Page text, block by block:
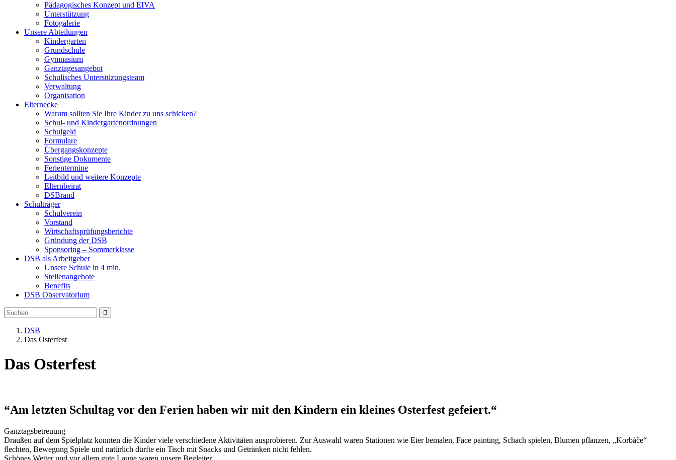
Pädagogisches Konzept und EIVA
Unterstützung
Fotogalerie
Unsere Abteilungen
Kindergarten
Grundschule
Gymnasium
Ganztagesangebot
Schulisches Unterstüzungsteam
Verwaltung
Organisation
Elternecke
Warum sollten Sie Ihre Kinder zu uns schicken?
Schul- und Kindergartenordnungen
Schulgeld
Formulare
Übergangskonzepte
Sonstige Dokumente
Ferientermine
Leitbild und weitere Konzepte
Elternbeirat
DSBrand
Schulträger
Schulverein
Vorstand
Wirtschaftsprüfungsberichte
Gründung der DSB
Sponsoring – Sommerklasse
DSB als Arbeitgeber
Unsere Schule in 4 min.
Stellenangebote
Benefits
DSB Observatorium
DSB
Das Osterfest
Das Osterfest
“Am letzten Schultag vor den Ferien haben wir mit den Kindern ein kleines Osterfest gefeiert.“
Ganztagsbetreuung
Draußen auf dem Spielplatz konnten die Kinder viele verschiedene Aktivitäten ausprobieren. Zur Auswahl waren Stationen wie Eier bemalen, Face painting, Schach spielen, Blumen pflanzen, „Korbáče“
flechten, Bewegung Spiele und natürlich dürfte ein Tisch mit Snacks und Getränken nicht fehlen.